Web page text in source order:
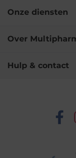
Onze diensten
Over
Hulp & contact